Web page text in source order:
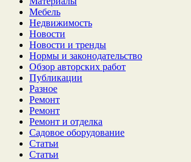
Мебель
Недвижимость
Новости
Новости и тренды
Нормы и законодательство
Обзор авторских работ
Публикации
Разное
Ремонт
Ремонт
Ремонт и отделка
Садовое оборудование
Статьи
Статьи